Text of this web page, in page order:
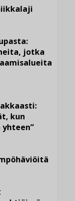
jotka
kun